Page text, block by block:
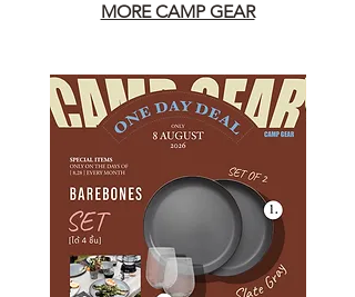
MORE CAMP GEAR